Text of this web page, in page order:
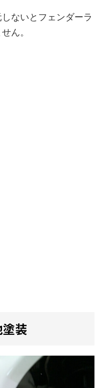
ないとフェンダーラ
ん。
装